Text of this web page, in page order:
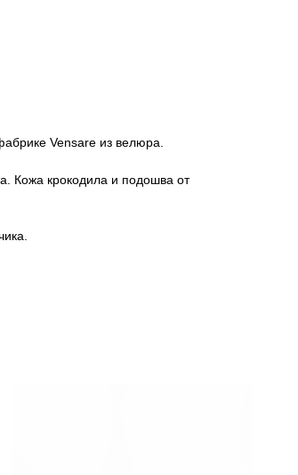
Vensare из велюра.
Кожа крокодила и подошва от